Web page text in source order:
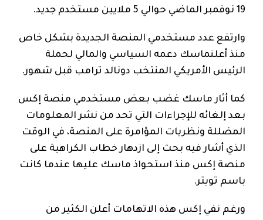
19 نوفمبر الماضي حوالي 5 ملايين مستخدم جديد.
وارتفع عدد مستخدمي المنصة الجديدة بشكل خاص
منذ أعلنماسك دعمه السياسي والمالي لحملة
الرئيس الأمريكي المنتخب دونالد ترامب قبل شهور.
كما أثار ماسك غضب بعض مستخدمي منصة إكس
بعد إلغائه للإجراءات التي تحد من نشر المعلومات
المضللة ونظريات المؤامرة على المنصة، في الوقت
الذي أشار فيه بحث إلى ازدهار خطاب الكراهية على
منصة إكس منذ استحواذ ماسك عليها عندما كانت
باسم تويتر.
ورغم نفي إكس هذه الاتهامات أعلن الكثير من